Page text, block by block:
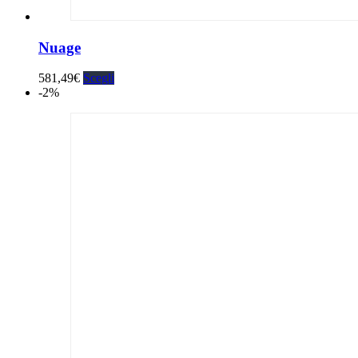
Nuage
581,49€ Scegli
-2%